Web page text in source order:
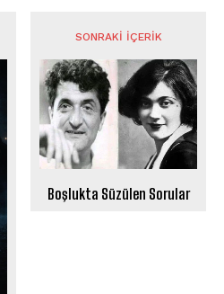
SONRAKI İÇERIK
Boşlukta Süzülen Sorular